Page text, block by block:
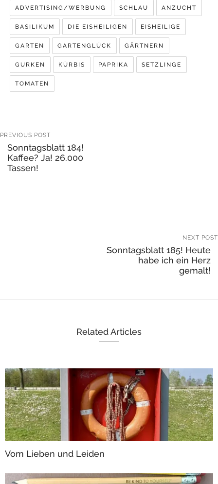
ADVERTISING/WERBUNG SCHLAU ANZUCHT
BASILIKUM DIE EISHEILIGEN EISHEILIGE
GARTEN GARTENGLÜCK GÄRTNERN
GURKEN KÜRBIS PAPRIKA SETZLINGE
TOMATEN
PREVIOUS POST
Sonntagsblatt 184!
Kaffee? Ja! 26.000
Tassen!
NEXT POST
Sonntagsblatt 185! Heute
habe ich ein Herz
gemalt!
Related Articles
Vom Lieben und Leiden